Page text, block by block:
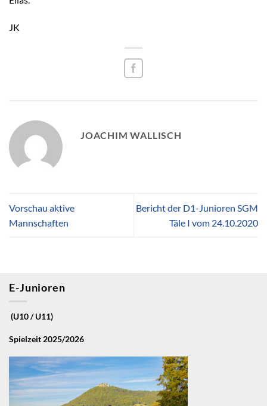
JK
JOACHIM WALLISCH
Vorschau aktive
Mannschaften
Bericht der D1-Junioren SGM
Täle I vom 24.10.2020
E-Junioren
(U10 / U11)
Spielzeit 2025/2026